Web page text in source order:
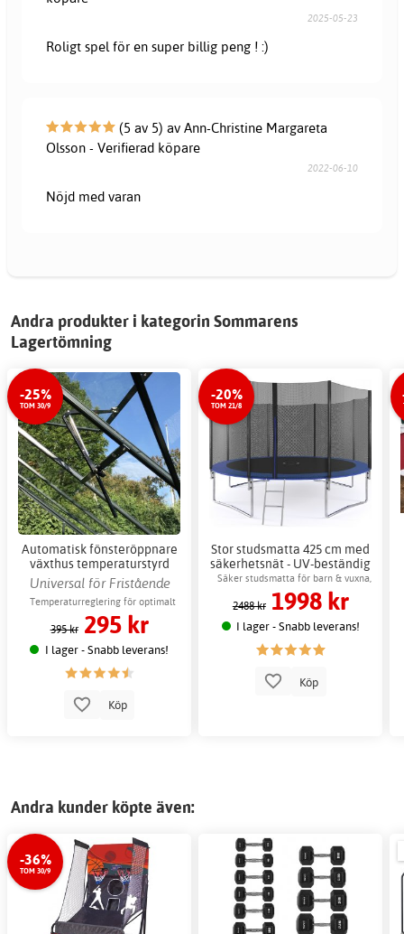
2025-05-23
Roligt spel för en super billig peng ! :)
(5 av 5) av Ann-Christine Margareta
Olsson - Verifierad köpare
2022-06-10
Nöjd med varan
Andra produkter i kategorin Sommarens
Lagertömning
-25%
TOM 30/9
Automatisk fönsteröppnare
växthus temperaturstyrd
ventilation
Universal för Fristående
växthus
Temperaturreglering för optimalt
växtklimat
395 kr 295 kr
I lager - Snabb leverans!
Köp
-20%
TOM 21/8
Stor studsmatta 425 cm med
säkerhetsnät - UV-beständig
Säker studsmatta för barn & vuxna,
maxvikt 150 kg
2488 kr 1998 kr
I lager - Snabb leverans!
Köp
Andra kunder köpte även:
-36%
TOM 30/9